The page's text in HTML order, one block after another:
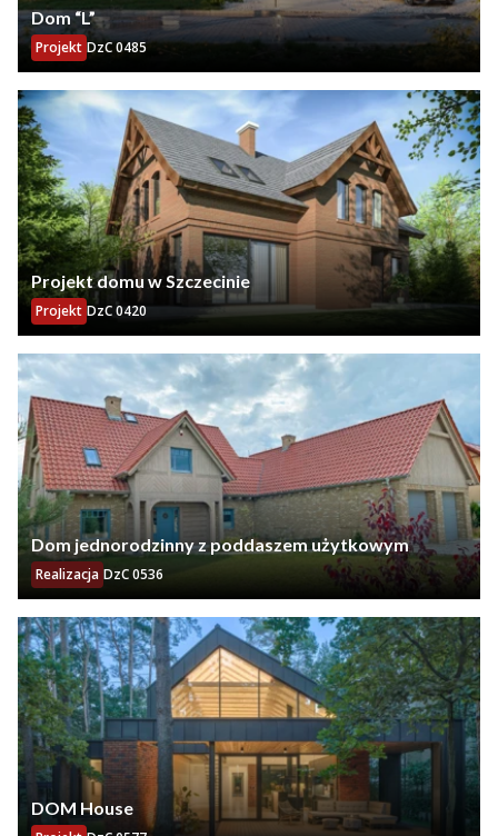
Dom “L”
Projekt DzC 0485
Projekt domu w Szczecinie
Projekt DzC 0420
Dom jednorodzinny z poddaszem użytkowym
Realizacja DzC 0536
DOM House